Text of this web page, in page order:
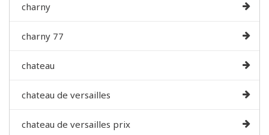
charny
charny 77
chateau
chateau de versailles
chateau de versailles prix